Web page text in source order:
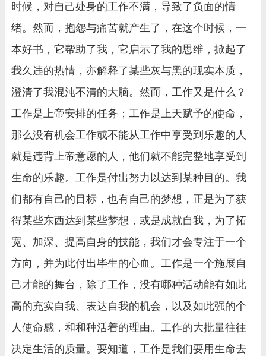
时候，对自己处身的工作不满，导致了负面的情
绪。然而，抱怨与痛苦就产生了，在这个时候，一
本好书，它帮助了我，它启示了我的思维，掀起了
我久违的热情，亦解释了某些灰与黑的现实本质，
澄清了我混沌不清的大脑。然而，工作又是什么？
工作是上帝安排的任务；工作是上天赋予的使命，
那么没有机会工作或不能从工作中享受到乐趣的人
就是违背上帝意愿的人，他们就不能完整地享受到
生命的乐趣。工作是付出努力以达到某种目的。我
们都有自己的目标，也有自己的梦想，正是为了获
得某些东西达到某些梦想，或是成就自我，为了拓
宽、加深、提高自身的技能，我们才会专注于一个
方向，并为此付出毕生的心血。工作是一个施展自
己才能的舞台，除了工作，没有哪种活动能有如此
高的充实自我、表达自我的机会，以及如此强的个
人使命感，和和种活着的理由。工作的大批量往往
决定生活的质量。要知道，工作是我们要用生命去